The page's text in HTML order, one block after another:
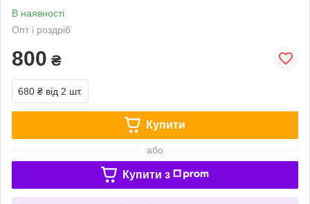
В наявності
Опт і роздріб
800 ₴
680 ₴ від 2 шт.
Купити
або
Купити з